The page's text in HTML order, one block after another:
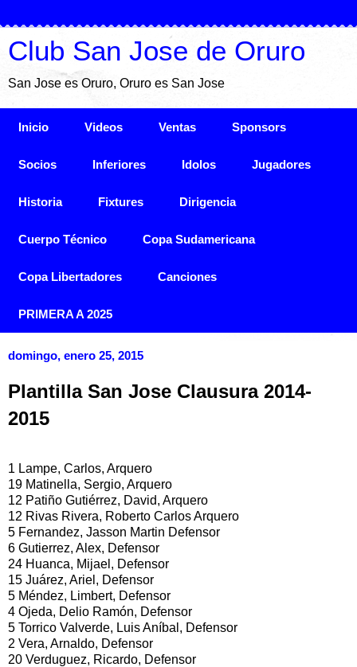
Club San Jose de Oruro
San Jose es Oruro, Oruro es San Jose
Inicio Videos Ventas Sponsors
Socios Inferiores Idolos Jugadores
Historia Fixtures Dirigencia
Cuerpo Técnico Copa Sudamericana
Copa Libertadores Canciones
PRIMERA A 2025
domingo, enero 25, 2015
Plantilla San Jose Clausura 2014-
2015
1 Lampe, Carlos, Arquero
19 Matinella, Sergio, Arquero
12 Patiño Gutiérrez, David, Arquero
12 Rivas Rivera, Roberto Carlos Arquero
5 Fernandez, Jasson Martin Defensor
6 Gutierrez, Alex, Defensor
24 Huanca, Mijael, Defensor
15 Juárez, Ariel, Defensor
5 Méndez, Limbert, Defensor
4 Ojeda, Delio Ramón, Defensor
5 Torrico Valverde, Luis Aníbal, Defensor
2 Vera, Arnaldo, Defensor
20 Verduguez, Ricardo, Defensor